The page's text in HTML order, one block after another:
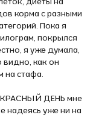
корма с разными
Пока я
покрылся
я уже думала,
как он
на стафа.
ДЕНЬ мне
надеясь уже ни на